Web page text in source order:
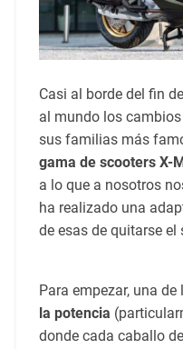
Casi al borde del fin
al mundo los
sus familias más
gama de scooters X-
a lo que a nosotros
ha realizado una
de esas de quitarse el
Para empezar, una
la potencia
donde cada caballo